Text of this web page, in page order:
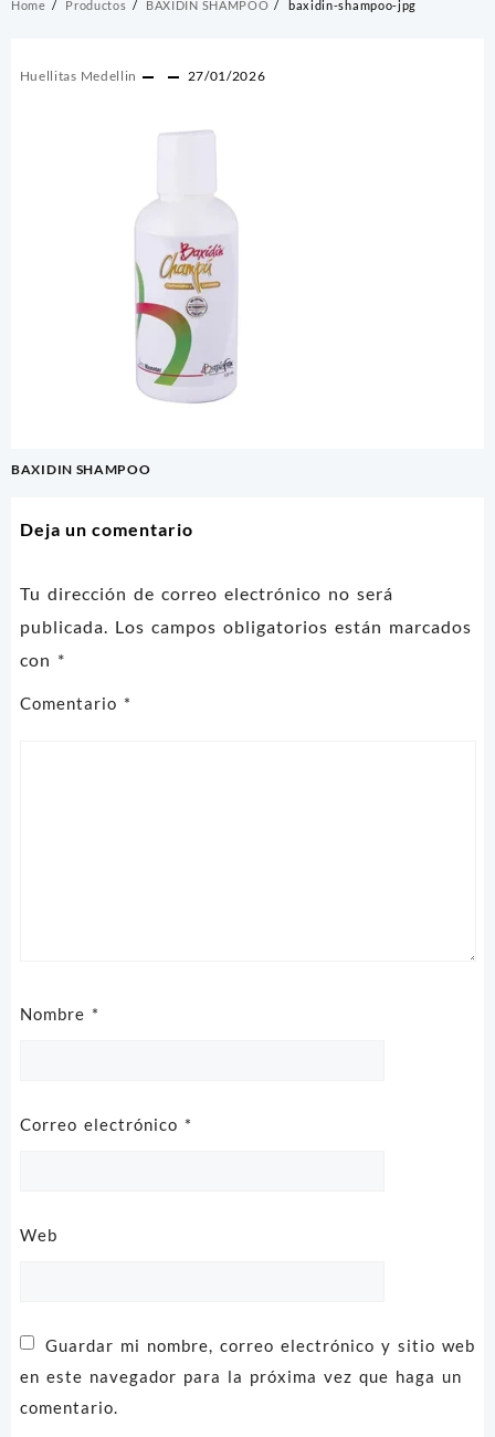
Home Productos BAXIDIN SHAMPOO baxidin-shampoo-jpg
Huellitas Medellin 27/01/2026
Navegación
BAXIDIN SHAMPOO
Deja un comentario
Tu dirección de correo electrónico no será
publicada. Los campos obligatorios están marcados
con *
Comentario *
Nombre *
Correo electrónico *
Web
Guardar mi nombre, correo electrónico y sitio web
en este navegador para la próxima vez que haga un
comentario.